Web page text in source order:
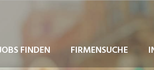
FINDEN FIRMENSUCHE